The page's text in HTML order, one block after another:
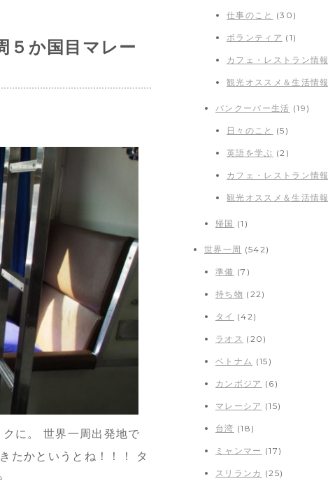
５か国目マレー
に。 世界一周出発地で
たかというとね！！！ タ
仕事のこと (30)
ボランティア (1)
カフェ・レストラン情報
観光オススメ＆生活情報
バンクーバー生活 (19)
日々のこと (5)
英語を学ぶ (2)
カフェ・レストラン情報
観光オススメ＆生活情報
帰国 (1)
世界一周 (542)
準備 (7)
持ち物 (22)
タイ (42)
ラオス (20)
ベトナム (15)
カンボジア (6)
マレーシア (15)
台湾 (18)
ミャンマー (17)
スリランカ (25)